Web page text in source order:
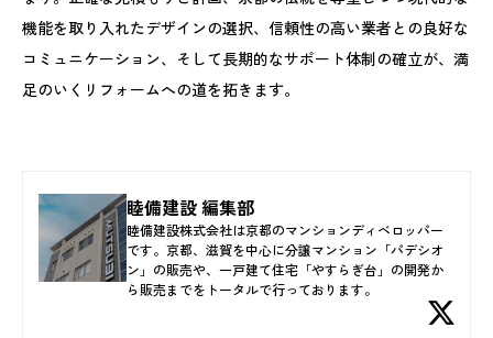
機能を取り入れたデザインの選択、信頼性の高い業者との良好な
コミュニケーション、そして長期的なサポート体制の確立が、満
足のいくリフォームへの道を拓きます。
睦備建設 編集部
睦備建設株式会社は京都のマンションディベロッパー
です。京都、滋賀を中心に分譲マンション「パデシオ
ン」の販売や、一戸建て住宅「やすらぎ台」の開発か
ら販売までをトータルで行っております。